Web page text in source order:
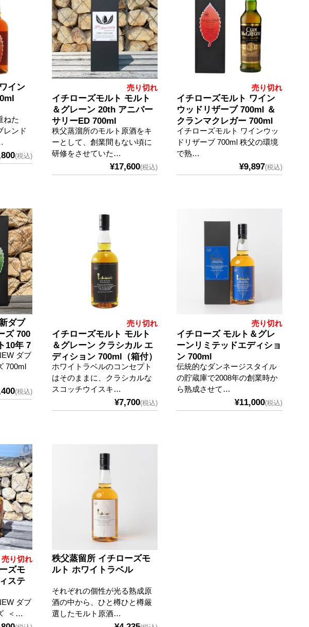
イン
ねた
レンド
(税込)
売り切れ
イチローズモルト モルト
＆グレーン 20th アニバー
サリーED 700ml
秩父蒸溜所のモルト原酒をキ
ーとして、創業間もない頃に
研修をさせていた…
¥17,600(税込)
売り切れ
イチローズモルト ワイン
ウッドリザーブ 700ml ＆
クランマクレガー 700ml
イチローズモルト ワインウッ
ドリザーブ 700ml 秩父の環境
で熟…
¥9,897(税込)
ダブ
ズ 700
10年 7
ダブ
700ml
(税込)
売り切れ
イチローズモルト モルト
＆グレーン クラシカル エ
ディション 700ml（箱付）
ホワイトラベルのコンセプト
はそのままに、クラシカルな
スコッチウイスキ…
¥7,700(税込)
売り切れ
イチローズ モルト＆グレ
ーンリミテッドエディショ
ン 700ml
伝統的なダンネージスタイル
の貯蔵庫で2008年の創業時か
ら熟成させて…
¥11,000(税込)
売り切れ
ズモ
ステ
ダブ
＜…
秩父蒸留所 イチローズモ
ルト ホワイトラベル
それぞれの個性が光る熟成原
酒の中から、ひと樽ひと樽厳
選したモルト原酒…